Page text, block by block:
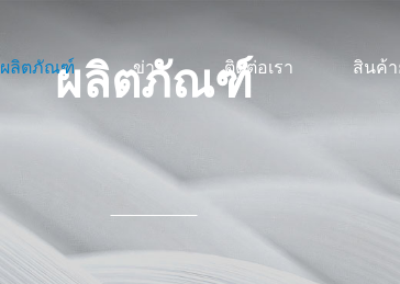
ผลิตภัณฑ์ ข่าว ติดต่อเรา สินค้
ผลิตภัณฑ์